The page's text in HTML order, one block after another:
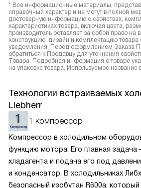
* Все информационные материалы,
справочный характер и не могут в полной
достоверную информацию о свойствах,
характеристиках товара, включая цвета,
производитель оставляет за собой право на
конструкцию, дизайн и комплектацию товара
уведомления. Перед оформлением Заказа
обратиться к Продавцу для уточнения
Товара. Подробная информация о товаре
на упаковке товара. Используемое название
Технологии встраиваемых
Liebherr
1 компрессор
Компрессор в холодильном
функцию мотора. Его главная
хладагента и подача его под
и конденсатор. В холодильниках
безопасный изобутан R600a,